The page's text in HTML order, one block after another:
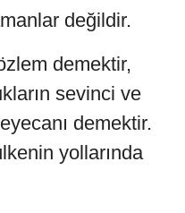
değildir.
demektir,
sevinci ve
demektir.
yollarında